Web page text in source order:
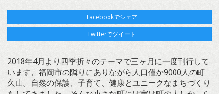
Facebookでシェア
Twitterでツイート
2018年4月より四季折々のテーマで三ヶ月に一度刊行して
います。福岡市の隣りにありながら人口僅か9000人の町
久山。自然の保護、子育て、健康とユニークなまちづくり